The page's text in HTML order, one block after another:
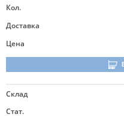
Кол.
Доставка
Цена
Склад
Стат.